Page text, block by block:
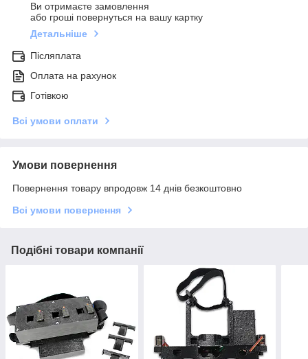
Ви отримаєте замовлення
або гроші повернуться на вашу картку
Детальніше
Післяплата
Оплата на рахунок
Готівкою
Всі умови оплати
Умови повернення
Повернення товару впродовж 14 днів безкоштовно
Всі умови повернення
Подібні товари компанії